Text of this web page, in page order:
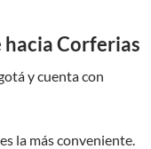
Corferias
y cuenta con
la más conveniente.